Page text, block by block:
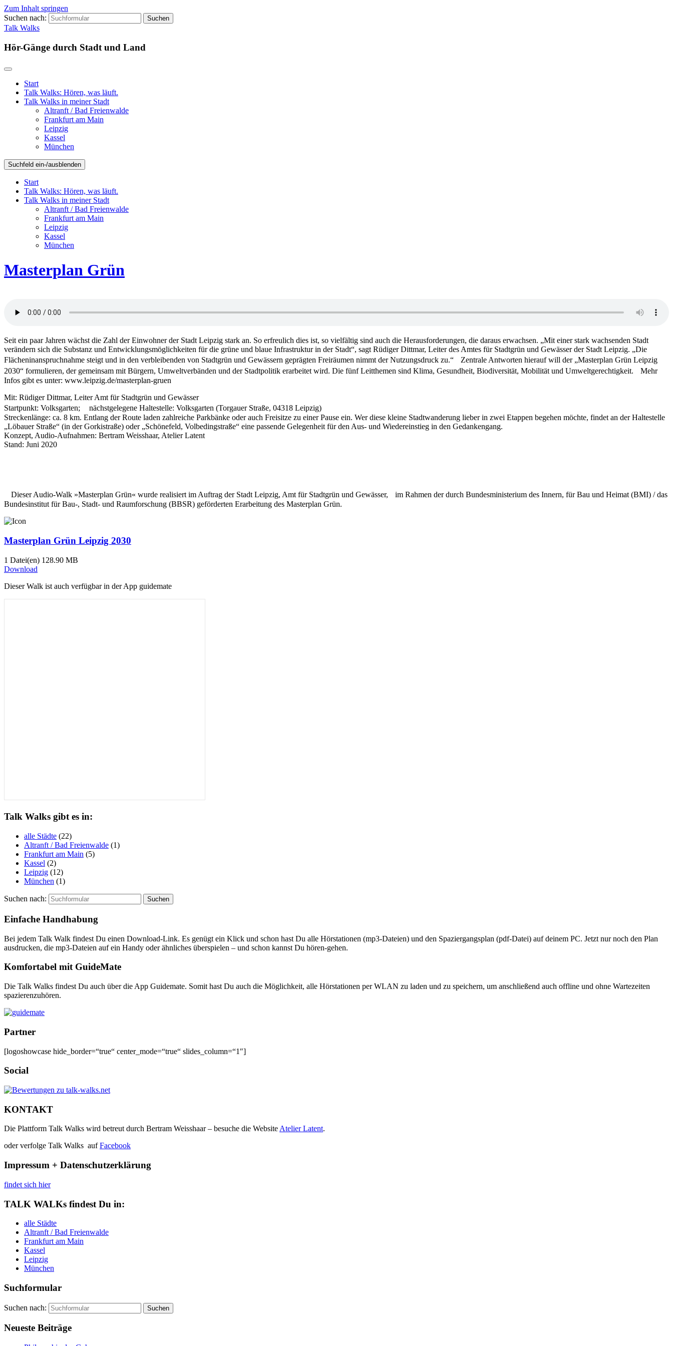
Zum Inhalt springen
Suchen nach:
Talk Walks
Hör-Gänge durch Stadt und Land
Start
Talk Walks: Hören, was läuft.
Talk Walks in meiner Stadt
Altranft / Bad Freienwalde
Frankfurt am Main
Leipzig
Kassel
München
Suchfeld ein-/ausblenden
Start
Talk Walks: Hören, was läuft.
Talk Walks in meiner Stadt
Altranft / Bad Freienwalde
Frankfurt am Main
Leipzig
Kassel
München
Masterplan Grün
Seit ein paar Jahren wächst die Zahl der Einwohner der Stadt Leipzig stark an. So erfreulich dies ist, so viel­fältig sind auch die Heraus­forderungen, die daraus erwachsen. „Mit einer stark wachsenden Stadt
verändern sich die Substanz und Entwicklungs­möglich­keiten für die grüne und blaue Infrastruktur in der Stadt“, sagt Rüdiger Dittmar, Leiter des Amtes für Stadtgrün und Gewässer der Stadt Leipzig. „Die
Flächen­inanspruch­nahme steigt und in den ver­bleibenden von Stadtgrün und Gewässern geprägten Freir­äumen nimmt der Nutzungs­druck zu.“ Zentrale Ant­worten hierauf will der „Master­plan Grün Leipzig
2030“ formu­lieren, der gemein­sam mit Bürgern, Umwelt­ver­bänden und der Stadt­politik erar­beitet wird. Die fünf Leitthemen sind Klima, Gesundheit, Biodiversität, Mobilität und Umweltgerechtigkeit. Mehr
Infos gibt es unter: www.leipzig.de/masterplan-gruen
Mit: Rüdiger Dittmar, Leiter Amt für Stadtgrün und Gewässer
Startpunkt: Volksgarten; nächstgelegene Haltestelle: Volksgarten (Torgauer Straße, 04318 Leipzig)
Streckenlänge: ca. 8 km. Entlang der Route laden zahl­reiche Park­bänke oder auch Frei­sitze zu einer Pause ein. Wer diese kleine Stadt­wander­ung lieber in zwei Etappen begehen möchte, findet an der Halte­stelle
„Löbauer Straße“ (in der Gorki­straße) oder „Schöne­feld, Volbeding­straße“ eine passende Gelegen­heit für den Aus- und Wieder­einstieg in den Gedankengang.
Konzept, Audio-Aufnahmen: Bertram Weisshaar, Atelier Latent
Stand: Juni 2020
Dieser Audio-Walk »Masterplan Grün« wurde realisiert im Auftrag der Stadt Leipzig, Amt für Stadt­grün und Gewässer, im Rahmen der durch Bundes­minis­terium des Innern, für Bau und Heimat (BMI) / das
Bundes­institut für Bau-, Stadt- und Raum­forsch­ung (BBSR) geför­der­ten Erar­beitung des Masterplan Grün.
Masterplan Grün Leipzig 2030
1 Datei(en) 128.90 MB
Download
Dieser Walk ist auch verfügbar in der App guidemate
Talk Walks gibt es in:
alle Städte (22)
Altranft / Bad Freienwalde (1)
Frankfurt am Main (5)
Kassel (2)
Leipzig (12)
München (1)
Suchen nach:
Einfache Handhabung
Bei jedem Talk Walk findest Du einen Download-Link. Es genügt ein Klick und schon hast Du alle Hörstationen (mp3-Dateien) und den Spaziergangsplan (pdf-Datei) auf deinem PC. Jetzt nur noch den Plan
ausdrucken, die mp3-Dateien auf ein Handy oder ähnliches überspielen – und schon kannst Du hören-gehen.
Komfortabel mit GuideMate
Die Talk Walks findest Du auch über die App Guidemate. Somit hast Du auch die Möglichkeit, alle Hörstationen per WLAN zu laden und zu speichern, um anschließend auch offline und ohne Wartezeiten
spazierenzuhören.
Partner
[logoshowcase hide_border=“true“ center_mode=“true“ slides_column=“1″]
Social
KONTAKT
Die Plattform Talk Walks wird betreut durch Bertram Weisshaar – besuche die Website Atelier Latent.
oder verfolge Talk Walks aufFacebook
Impressum + Datenschutzerklärung
findet sich hier
TALK WALKs findest Du in:
alle Städte
Altranft / Bad Freienwalde
Frankfurt am Main
Kassel
Leipzig
München
Suchformular
Suchen nach:
Neueste Beiträge